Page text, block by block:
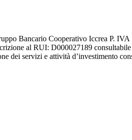
Bancario Cooperativo Iccrea P. IVA
al RUI: D000027189 consultabile
dei servizi e attività d’investimento